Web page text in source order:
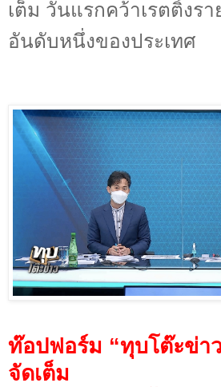
เต็ม วันแรกคว้าเรตติ้งรา
อันดับหนึ่งของประเทศ
ท๊อปฟอร์ม “ทุบโต๊ะข่าว
จัดเต็ม